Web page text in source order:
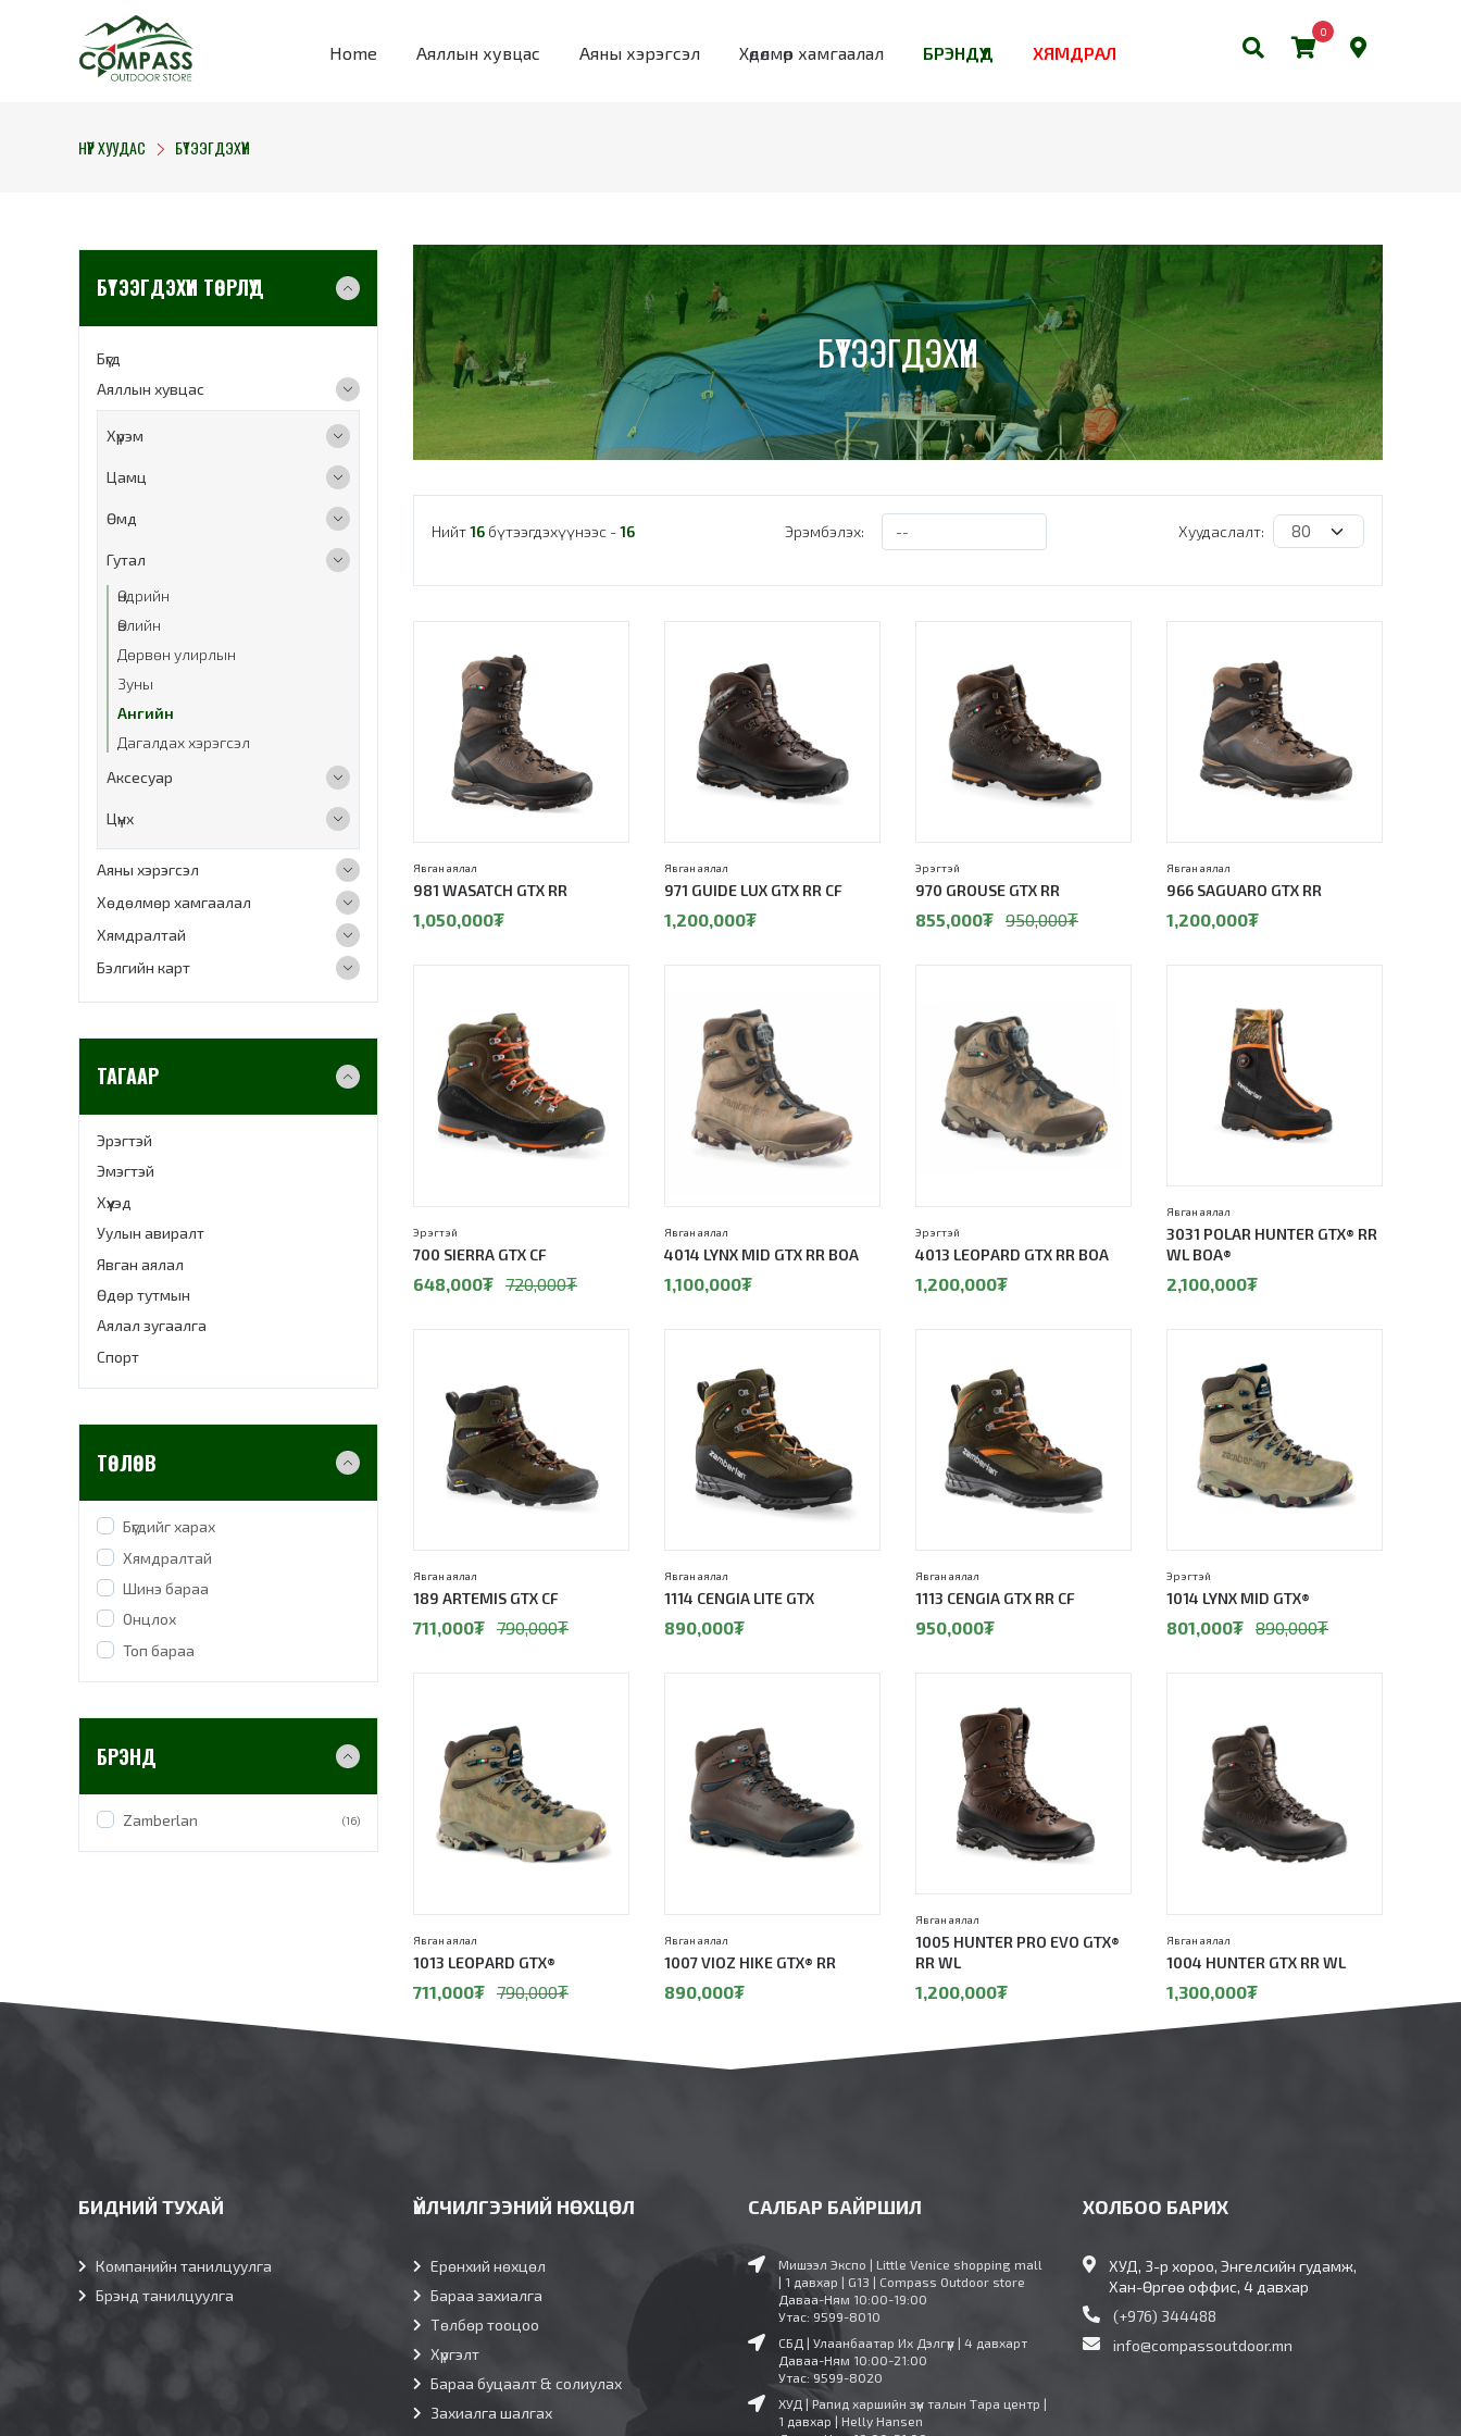
0
Home Аяллын хувцас Аяны хэрэгсэл Хөдөлмөр хамгаалал БРЭНДҮҮД ХЯМДРАЛ
НҮҮР ХУУДАС БҮТЭЭГДЭХҮҮН
БҮТЭЭГДЭХҮҮН ТӨРЛҮҮД
Бүгд
Аяллын хувцас
Хүрэм
Цамц
Өмд
Гутал
Өндрийн
Өвлийн
Дөрвөн улирлын
Зуны
Ангийн
Дагалдах хэрэгсэл
Аксесуар
Цүнх
Аяны хэрэгсэл
Хөдөлмөр хамгаалал
Хямдралтай
Бэлгийн карт
ТАГААР
Эрэгтэй
Эмэгтэй
Хүүхэд
Уулын авиралт
Явган аялал
Өдөр тутмын
Аялал зугаалга
Спорт
ТӨЛӨВ
Бүгдийг харах
Хямдралтай
Шинэ бараа
Онцлох
Топ бараа
БРЭНД
Zamberlan (16)
БҮТЭЭГДЭХҮҮН
Нийт16 бүтээгдэхүүнээс -16 Эрэмбэлэх: Хуудаслалт:
981 WASATCH GTX RR
Явган аялал
1,050,000₮
971 GUIDE LUX GTX RR CF
Явган аялал
1,200,000₮
970 GROUSE GTX RR
Эрэгтэй
855,000₮ 950,000₮
966 SAGUARO GTX RR
Явган аялал
1,200,000₮
700 SIERRA GTX CF
Эрэгтэй
648,000₮ 720,000₮
4014 LYNX MID GTX RR BOA
Явган аялал
1,100,000₮
4013 LEOPARD GTX RR BOA
Эрэгтэй
1,200,000₮
3031 POLAR HUNTER GTX® RR
WL BOA®
Явган аялал
2,100,000₮
189 ARTEMIS GTX CF
Явган аялал
711,000₮ 790,000₮
1114 CENGIA LITE GTX
Явган аялал
890,000₮
1113 CENGIA GTX RR CF
Явган аялал
950,000₮
1014 LYNX MID GTX®
Эрэгтэй
801,000₮ 890,000₮
1013 LEOPARD GTX®
Явган аялал
711,000₮ 790,000₮
1007 VIOZ HIKE GTX® RR
Явган аялал
890,000₮
1005 HUNTER PRO EVO GTX®
RR WL
Явган аялал
1,200,000₮
1004 HUNTER GTX RR WL
Явган аялал
1,300,000₮
БИДНИЙ ТУХАЙ
Компанийн танилцуулга
Брэнд танилцуулга
ҮЙЛЧИЛГЭЭНИЙ НӨХЦӨЛ
Ерөнхий нөхцөл
Бараа захиалга
Төлбөр тооцоо
Хүргэлт
Бараа буцаалт & солиулах
Захиалга шалгах
САЛБАР БАЙРШИЛ
Мишээл Экспо | Little Venice shopping mall
| 1 давхар | G13 | Compass Outdoor store
Даваа-Ням 10:00-19:00
Утас: 9599-8010
СБД | Улаанбаатар Их Дэлгүүр | 4 давхарт
Даваа-Ням 10:00-21:00
Утас: 9599-8020
ХУД | Рапид харшийн зүүн талын Тара центр |
1 давхар | Helly Hansen
ХОЛБОО БАРИХ
ХУД, 3-р хороо, Энгелсийн гудамж,
Хан-Өргөө оффис, 4 давхар
(+976) 344488
info@compassoutdoor.mn